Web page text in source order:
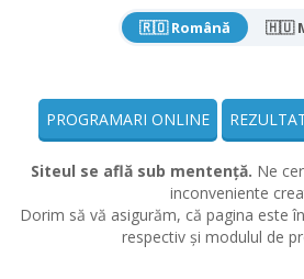
🇷🇴 Română 🇭🇺
PROGRAMARI ONLINE
Siteul se află sub mentență. Ne
inconveniente
Dorim să vă asigurăm, că pagina este
respectiv și modulul de